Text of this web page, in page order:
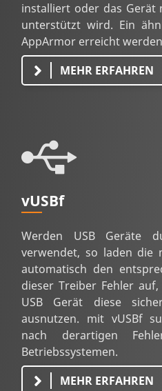
installiert oder das
unterstützt wird. Ein
AppArmor erreicht
MEHR ERFAHREN
vUSBf
Werden USB Geräte
verwendet, so laden die
automatisch den
dieser Treiber Fehler
USB Gerät diese
ausnutzen. mit vUSBf
nach derartigen
Betriebssystemen.
MEHR ERFAHREN